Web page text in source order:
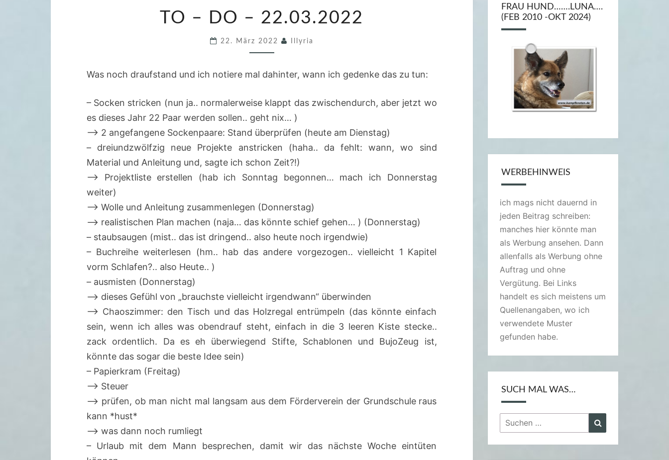
O
–
2
.
0
3
.
2
2
2
TO – DO – 22.03.2022
22. März 2022 Illyria
Was noch draufstand und ich notiere mal dahinter, wann ich gedenke das zu tun:
– Socken stricken (nun ja.. normalerweise klappt das zwischendurch, aber jetzt wo
es dieses Jahr 22 Paar werden sollen.. geht nix… )
–> 2 angefangene Sockenpaare: Stand überprüfen (heute am Dienstag)
– dreiundzwölfzig neue Projekte anstricken (haha.. da fehlt: wann, wo sind
Material und Anleitung und, sagte ich schon Zeit?!)
–> Projektliste erstellen (hab ich Sonntag begonnen… mach ich Donnerstag
weiter)
–> Wolle und Anleitung zusammenlegen (Donnerstag)
–> realistischen Plan machen (naja… das könnte schief gehen… ) (Donnerstag)
– staubsaugen (mist.. das ist dringend.. also heute noch irgendwie)
– Buchreihe weiterlesen (hm.. hab das andere vorgezogen.. vielleicht 1 Kapitel
vorm Schlafen?.. also Heute.. )
– ausmisten (Donnerstag)
–> dieses Gefühl von „brauchste vielleicht irgendwann“ überwinden
–> Chaoszimmer: den Tisch und das Holzregal entrümpeln (das könnte einfach
sein, wenn ich alles was obendrauf steht, einfach in die 3 leeren Kiste stecke..
zack ordentlich. Da es eh überwiegend Stifte, Schablonen und BujoZeug ist,
könnte das sogar die beste Idee sein)
– Papierkram (Freitag)
–> Steuer
–> prüfen, ob man nicht mal langsam aus dem Förderverein der Grundschule raus
kann *hust*
–> was dann noch rumliegt
– Urlaub mit dem Mann besprechen, damit wir das nächste Woche eintüten
FRAU HUND…….LUNA….
(FEB 2010 -OKT 2024)
WERBEHINWEIS
ich mags nicht dauernd in
jeden Beitrag schreiben:
manches hier könnte man
als Werbung ansehen. Dann
allenfalls als Werbung ohne
Auftrag und ohne
Vergütung. Bei Links
handelt es sich meistens um
Quellenangaben, wo ich
verwendete Muster
gefunden habe.
SUCH MAL WAS…
Suchen
nach: